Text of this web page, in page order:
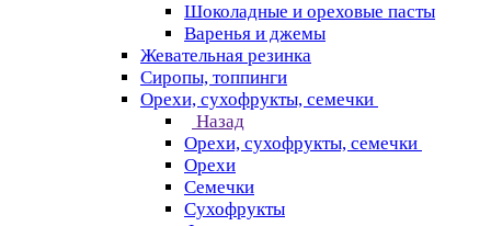
Шоколадные и ореховые пасты
Варенья и джемы
Жевательная резинка
Сиропы, топпинги
Орехи, сухофрукты, семечки
Назад
Орехи, сухофрукты, семечки
Орехи
Семечки
Сухофрукты